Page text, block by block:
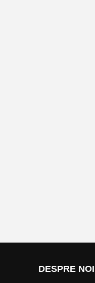
DESPRE NOI